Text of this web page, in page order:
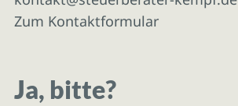
Zum Kontaktformular
Ja, bitte?